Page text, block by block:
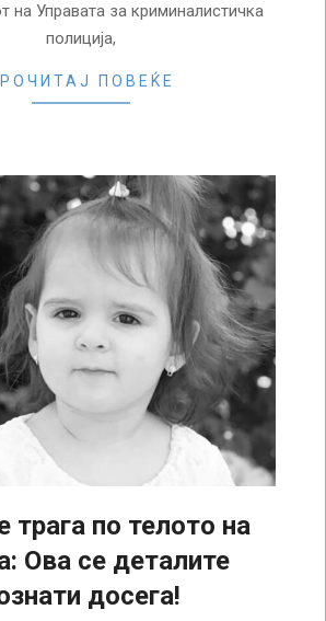
на Управата за криминалистичка
полиција,
ПОВЕЌЕ
трага по телото на
Ова се деталите
досега!